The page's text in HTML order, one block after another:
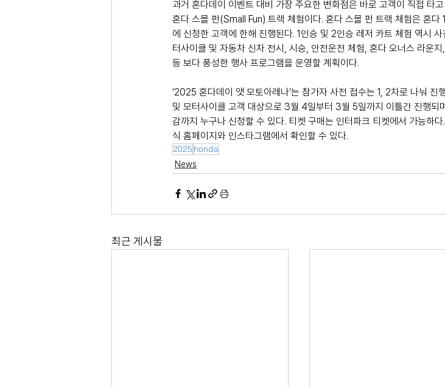
과거 혼다데이 이벤트 대비 가장 주요한 변화점은 바로 고객이 직접 타
혼다 스몰 펀(Small Fun) 트랙 체험이다. 혼다 스몰 펀 트랙 체험은 혼
에 신청한 고객에 한해 진행된다. 1인승 및 2인승 레저 카트 체험 역시
터사이클 및 자동차 신차 전시, 시승, 안전운전 체험, 혼다 오너스 라운
등 보다 풍성한 행사 프로그램을 운영할 계획이다.
‘2025 혼다데이 앳 모토아레나’는 참가자 사전 접수는 1, 2차로 나눠 진
및 모터사이클 고객 대상으로 3월 4일부터 3월 5일까지 이틀간 진행
감까지 누구나 신청할 수 있다. 티켓 구매는 인터파크 티켓에서 가능하
식 홈페이지와 인스타그램에서 확인할 수 있다.
2025 honda
News
최근 게시물